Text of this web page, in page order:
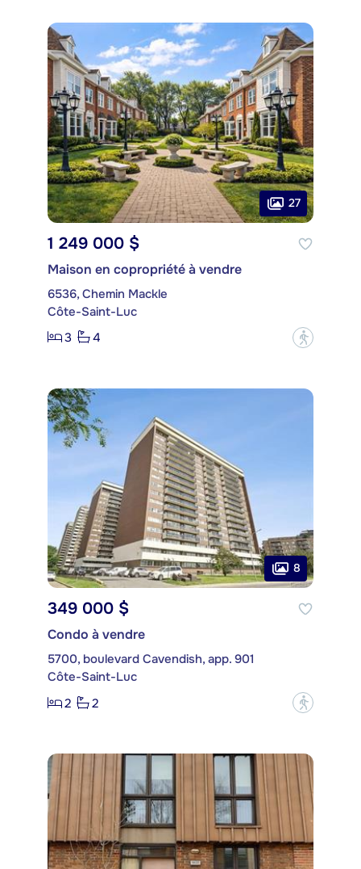
27
1 249 000 $
Maison en copropriété à vendre
6536, Chemin Mackle
Côte-Saint-Luc
3
4 ?
8
349 000 $
Condo à vendre
5700, boulevard Cavendish, app. 901
Côte-Saint-Luc
2
2 ?